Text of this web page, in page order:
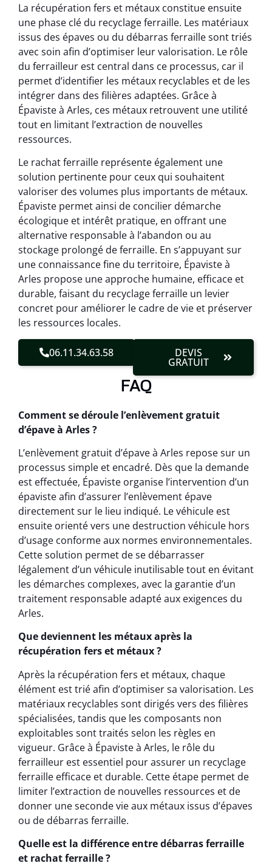
La récupération fers et métaux constitue ensuite
une phase clé du recyclage ferraille. Les matériaux
issus des épaves ou du débarras ferraille sont triés
avec soin afin d’optimiser leur valorisation. Le rôle
du ferrailleur est central dans ce processus, car il
permet d’identifier les métaux recyclables et de les
intégrer dans des filières adaptées. Grâce à
Épaviste à Arles, ces métaux retrouvent une utilité
tout en limitant l’extraction de nouvelles
ressources.
Le rachat ferraille représente également une
solution pertinente pour ceux qui souhaitent
valoriser des volumes plus importants de métaux.
Épaviste permet ainsi de concilier démarche
écologique et intérêt pratique, en offrant une
alternative responsable à l’abandon ou au
stockage prolongé de ferraille. En s’appuyant sur
une connaissance fine du territoire, Épaviste à
Arles propose une approche humaine, efficace et
durable, faisant du recyclage ferraille un levier
concret pour améliorer le cadre de vie et préserver
les ressources locales.
06.11.34.63.58 DEVIS
GRATUIT
FAQ
Comment se déroule l’enlèvement gratuit
d’épave à Arles ?
L’enlèvement gratuit d’épave à Arles repose sur un
processus simple et encadré. Dès que la demande
est effectuée, Épaviste organise l’intervention d’un
épaviste afin d’assurer l’enlèvement épave
directement sur le lieu indiqué. Le véhicule est
ensuite orienté vers une destruction véhicule hors
d’usage conforme aux normes environnementales.
Cette solution permet de se débarrasser
légalement d’un véhicule inutilisable tout en évitant
les démarches complexes, avec la garantie d’un
traitement responsable adapté aux exigences du
Arles.
Que deviennent les métaux après la
récupération fers et métaux ?
Après la récupération fers et métaux, chaque
élément est trié afin d’optimiser sa valorisation. Les
matériaux recyclables sont dirigés vers des filières
spécialisées, tandis que les composants non
exploitables sont traités selon les règles en
vigueur. Grâce à Épaviste à Arles, le rôle du
ferrailleur est essentiel pour assurer un recyclage
ferraille efficace et durable. Cette étape permet de
limiter l’extraction de nouvelles ressources et de
donner une seconde vie aux métaux issus d’épaves
ou de débarras ferraille.
Quelle est la différence entre débarras ferraille
et rachat ferraille ?